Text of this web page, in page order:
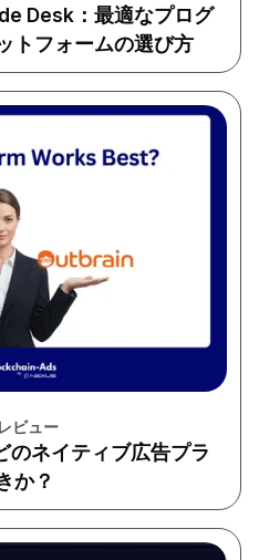
Desk：最適なプログ
トフォームの選び方
ビュー
のネイティブ広告プラ
か？